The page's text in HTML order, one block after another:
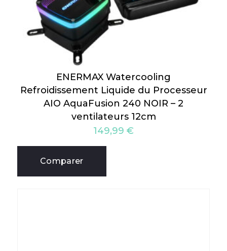
ENERMAX Watercooling
Refroidissement Liquide du Processeur
AIO AquaFusion 240 NOIR – 2
ventilateurs 12cm
149,99 €
Comparer